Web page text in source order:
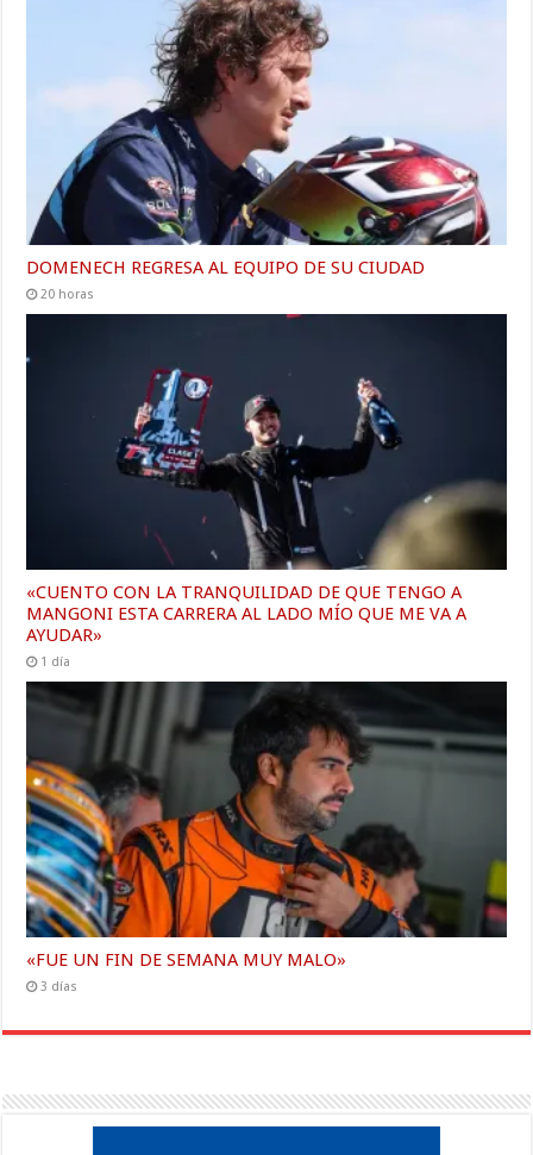
DOMENECH REGRESA AL EQUIPO DE SU CIUDAD
20 horas
«CUENTO CON LA TRANQUILIDAD DE QUE TENGO A
MANGONI ESTA CARRERA AL LADO MÍO QUE ME VA A
AYUDAR»
1 día
«FUE UN FIN DE SEMANA MUY MALO»
3 días